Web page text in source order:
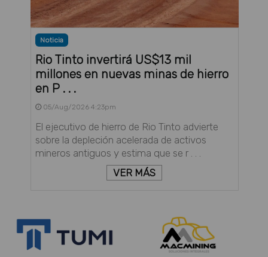
Noticia
Rio Tinto invertirá US$13 mil
millones en nuevas minas de hierro
en P . . .
05/Aug/2026 4:23pm
El ejecutivo de hierro de Rio Tinto advierte
sobre la depleción acelerada de activos
mineros antiguos y estima que se r . . .
VER MÁS